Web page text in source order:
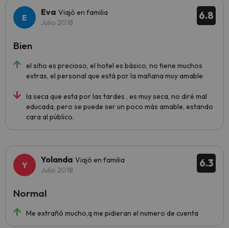
6.8
Eva Viajó en familia
Julio 2018
el sitio es precioso, el hotel es básico, no tiene muchos
extras, el personal que está por la mañana muy amable
la seca que esta por las tardes , es muy seca, no diré mal
educada, pero se puede ser un poco más amable, estando
cara al público.
Bien
6.3
Yolanda Viajó en familia
Julio 2018
Me extrañó mucho,q me pidieran el numero de cuenta
Normal